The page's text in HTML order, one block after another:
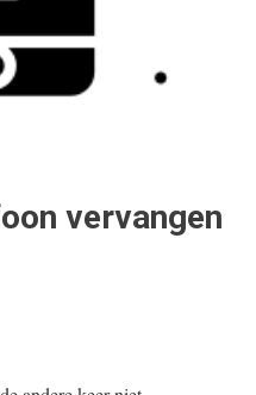
vervangen